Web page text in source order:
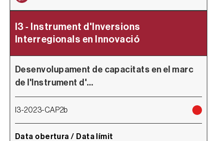
I3 - Instrument d'Inversions
Interregionals en Innovació
Desenvolupament de capacitats en el marc
de l'Instrument d'…
I3-2023-CAP2b
Data obertura / Data límit